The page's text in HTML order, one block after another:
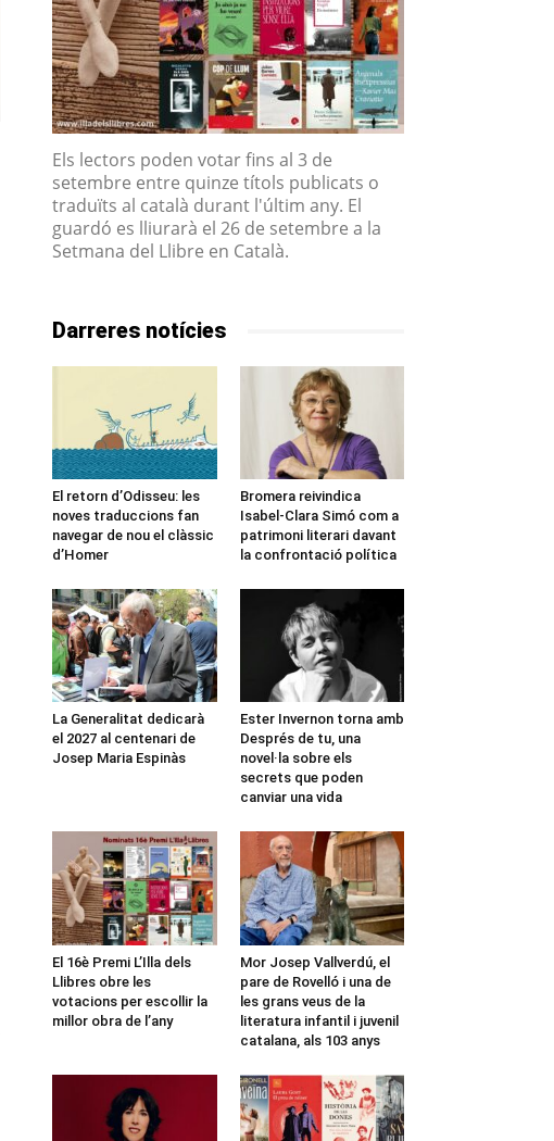
Els lectors poden votar fins al 3 de
setembre entre quinze títols publicats o
traduïts al català durant l'últim any. El
guardó es lliurarà el 26 de setembre a la
Setmana del Llibre en Català.
Darreres notícies
El retorn d’Odisseu: les
noves traduccions fan
navegar de nou el clàssic
d’Homer
Bromera reivindica
Isabel-Clara Simó com a
patrimoni literari davant
la confrontació política
La Generalitat dedicarà
el 2027 al centenari de
Josep Maria Espinàs
Ester Invernon torna amb
Després de tu, una
novel·la sobre els
secrets que poden
canviar una vida
El 16è Premi L’Illa dels
Llibres obre les
votacions per escollir la
millor obra de l’any
Mor Josep Vallverdú, el
pare de Rovelló i una de
les grans veus de la
literatura infantil i juvenil
catalana, als 103 anys